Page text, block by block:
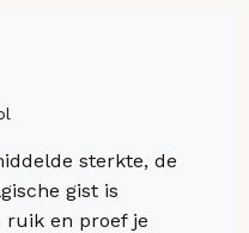
sterkte, de
gist is
ruik en proef je